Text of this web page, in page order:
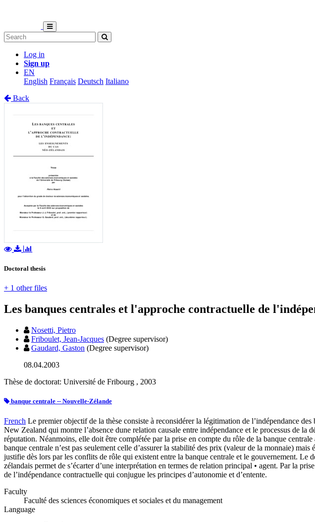
Log in
Sign up
EN
English Français Deutsch Italiano
Back
Doctoral thesis
+ 1 other files
Les banques centrales et l'approche contractuelle de
Nosetti, Pietro
Friboulet, Jean-Jacques (Degree supervisor)
Gaudard, Gaston (Degree supervisor)
08.04.2003
Thèse de doctorat: Université de Fribourg , 2003
banque centrale -- Nouvelle-Zélande
French Le premier objectif de la thèse consiste à reconsidérer la légitimation de l’indépendance
New Zealand qui montre l’absence dune relation causale entre indépendance et le processus de
réputation. Néanmoins, elle doit être complétée par la prise en compte du rôle de la banque
banque centrale n’est pas seulement celle d’assurer la stabilité des prix (valeur de la monnaie)
justifie dès lors par les conflits de rôle qui existent entre la banque centrale et le gouvernement. Le
zélandais permet de s’écarter d’une interprétation en termes de relation principal • agent. Par la
de l’indépendance contractuelle qui conjugue les principes d’autonomie et d’entente.
Faculty
Faculté des sciences économiques et sociales et du management
Language